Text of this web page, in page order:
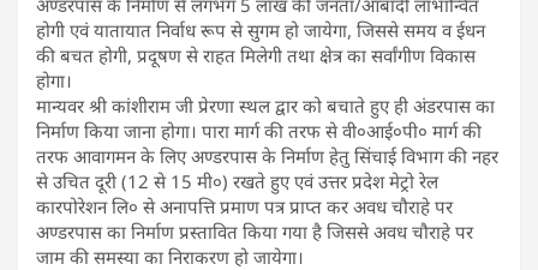
होगी एवं यातायात निर्वाध रूप से सुगम हो जायेगा, जिससे समय व ईधन
की बचत होगी, प्रदूषण से राहत मिलेगी तथा क्षेत्र का सर्वांगीण विकास
होगा।
मान्यवर श्री कांशीराम जी प्रेरणा स्थल द्वार को बचाते हुए ही अंडरपास का
निर्माण किया जाना होगा। पारा मार्ग की तरफ से वी०आई०पी० मार्ग की
तरफ आवागमन के लिए अण्डरपास के निर्माण हेतु सिंचाई विभाग की नहर
से उचित दूरी (12 से 15 मी०) रखते हुए एवं उत्तर प्रदेश मेट्रो रेल
कारपोरेशन लि० से अनापत्ति प्रमाण पत्र प्राप्त कर अवध चौराहे पर
अण्डरपास का निर्माण प्रस्तावित किया गया है जिससे अवध चौराहे पर
जाम की समस्या का निराकरण हो जायेगा।